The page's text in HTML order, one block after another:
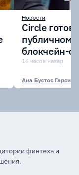
Новости
Circle
публичному
блокчейн-
участии
16 часов назад
Ана Бустос Гарсия
финтеха и